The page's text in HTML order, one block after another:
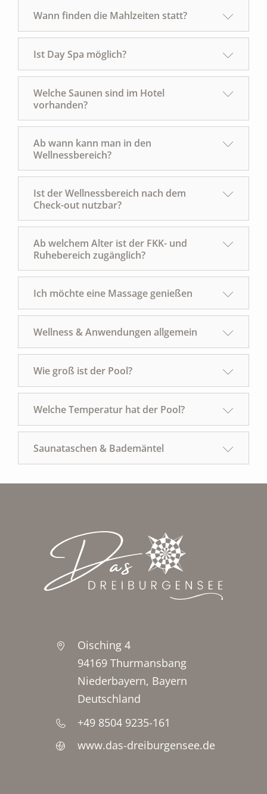
Wann finden die Mahlzeiten statt?
Ist Day Spa möglich?
Welche Saunen sind im Hotel
vorhanden?
Ab wann kann man in den
Wellnessbereich?
Ist der Wellnessbereich nach dem
Check-out nutzbar?
Ab welchem Alter ist der FKK- und
Ruhebereich zugänglich?
Ich möchte eine Massage genießen
Wellness & Anwendungen allgemein
Wie groß ist der Pool?
Welche Temperatur hat der Pool?
Saunataschen & Bademäntel
Oisching 4
94169 Thurmansbang
Niederbayern, Bayern
Deutschland
+49 8504 9235-161
www.das-dreiburgensee.de